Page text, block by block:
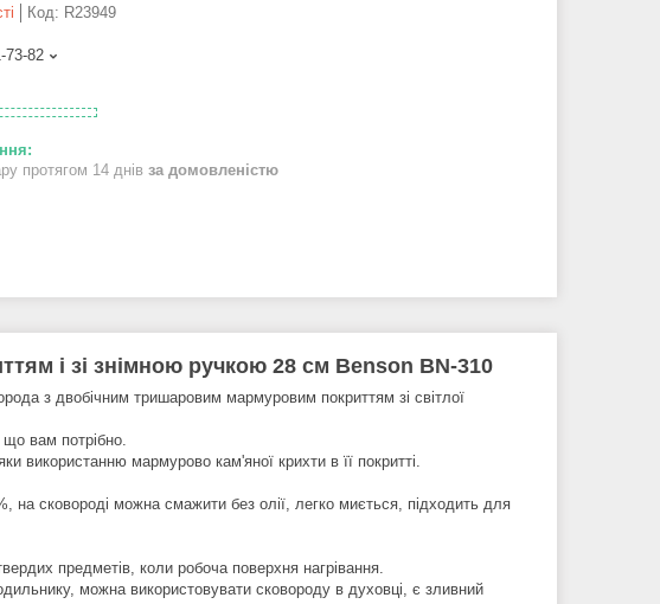
Код: R23949
73-82
протягом 14 днів за домовленістю
і зі знімною ручкою 28 см Benson BN-310
з двобічним тришаровим мармуровим покриттям зі світлої
вам потрібно.
використанню мармурово кам'яної крихти в її покритті.
на сковороді можна смажити без олії, легко миється, підходить для
предметів, коли робоча поверхня нагрівання.
можна використовувати сковороду в духовці, є зливний